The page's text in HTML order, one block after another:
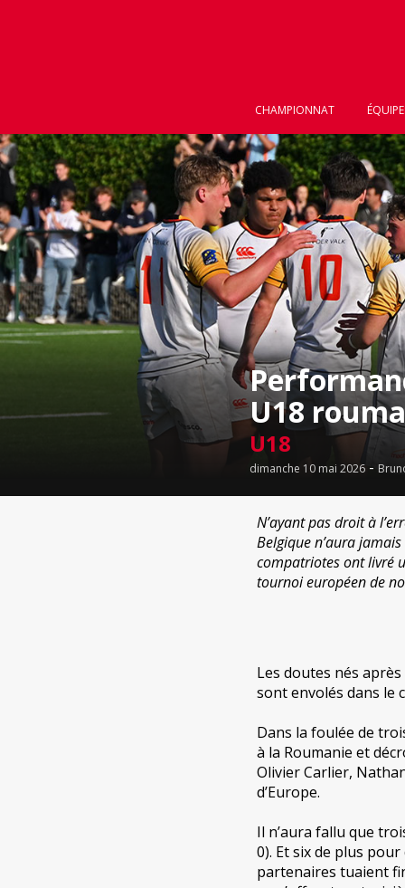
CHAMPIONNAT
U18
U18
dimanche 10 mai 2026 -
N’ayant pas droit à
Belgique n’aura
compatriotes ont livré
tournoi européen de
Les doutes nés
sont envolés dans le
Dans la foulée de
à la Roumanie et
Olivier Carlier,
d’Europe.
Il n’aura fallu que
0). Et six de plus
partenaires tuaient